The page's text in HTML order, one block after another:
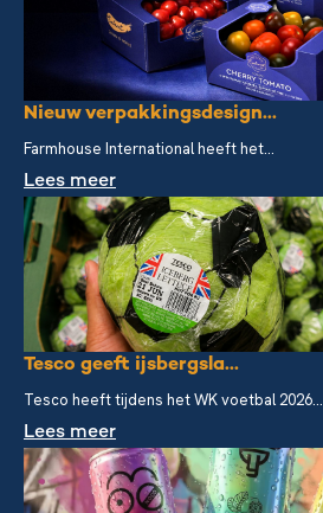
Nieuw verpakkingsdesign...
Farmhouse International heeft het...
Lees meer
Tesco geeft ijsbergsla...
Tesco heeft tijdens het WK voetbal 2026...
Lees meer